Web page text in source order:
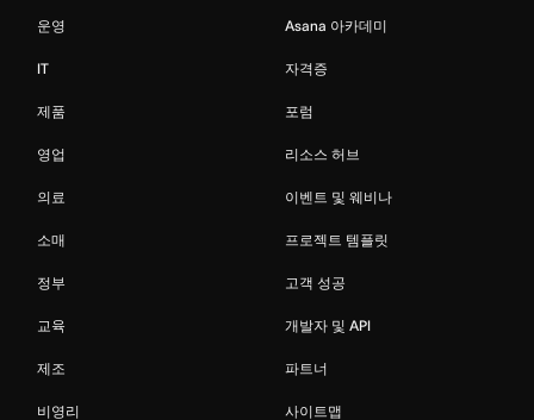
운영
IT
제품
영업
의료
소매
정부
교육
제조
비영리
Asana 아카데미
자격증
포럼
리소스 허브
이벤트 및 웨비나
프로젝트 템플릿
고객 성공
개발자 및 API
파트너
사이트맵